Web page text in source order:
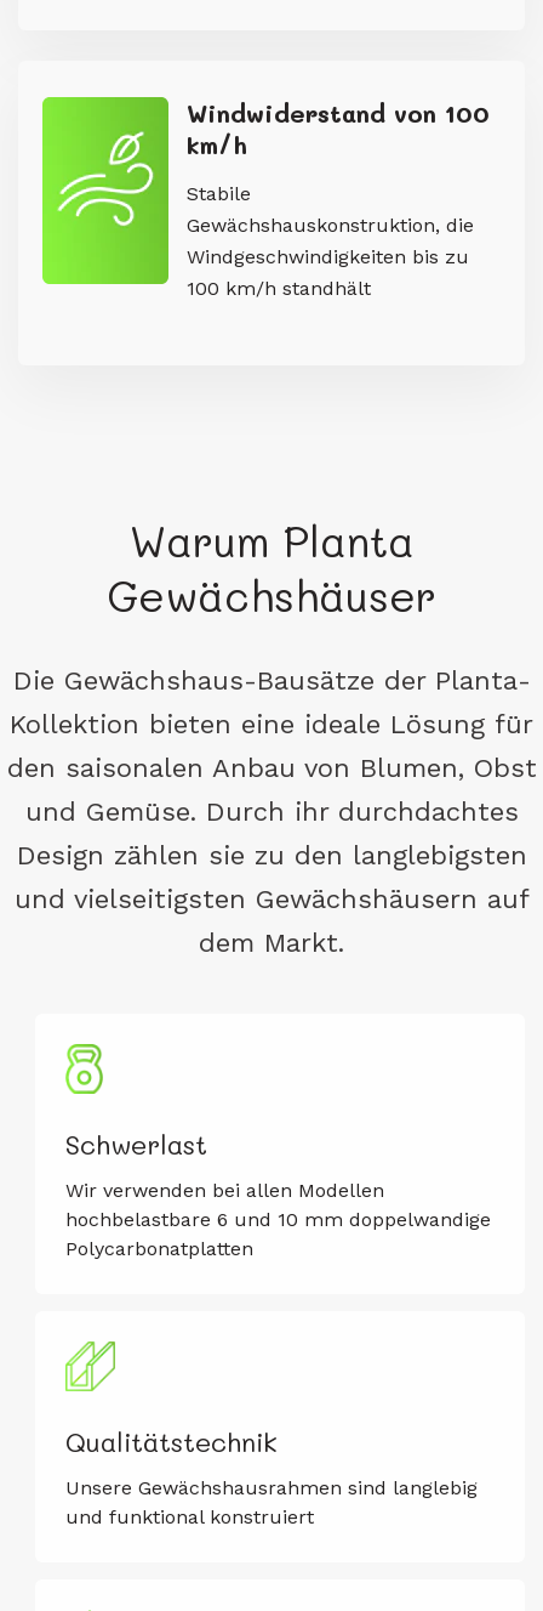
Windwiderstand von 100
km/h
Stabile
Gewächshauskonstruktion, die
Windgeschwindigkeiten bis zu
100 km/h standhält
Warum Planta
Gewächshäuser
Die Gewächshaus-Bausätze der Planta-
Kollektion bieten eine ideale Lösung für
den saisonalen Anbau von Blumen, Obst
und Gemüse. Durch ihr durchdachtes
Design zählen sie zu den langlebigsten
und vielseitigsten Gewächshäusern auf
dem Markt.
Schwerlast
Wir verwenden bei allen Modellen
hochbelastbare 6 und 10 mm doppelwandige
Polycarbonatplatten
Qualitätstechnik
Unsere Gewächshausrahmen sind langlebig
und funktional konstruiert